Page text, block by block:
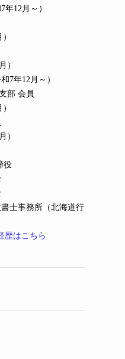
7年12月～）
）
和7年12月～）
部 会員
）
役
士事務所（北海道行
歴はこちら